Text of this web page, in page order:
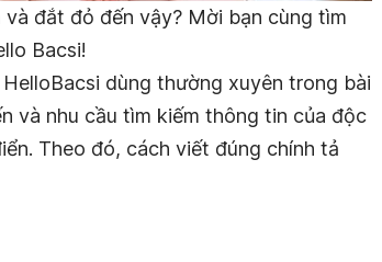
và đắt đỏ đến vậy? Mời bạn cùng tìm
Bacsi!
dùng thường xuyên trong bài
và nhu cầu tìm kiếm thông tin của độc
Theo đó, cách viết đúng chính tả